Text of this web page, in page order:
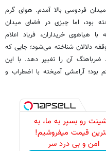
فردوسی بالا آمدم. هوای گرم
بود، اما چیزی در فضای میدان
هیاهوی خریداران، فریاد اعلام
دلالان شناخته می‌شود؛ جایی که
آن را تغییر دهد. با این
بود؛ آرامشی آمیخته با اضطراب و
رو بسپر به ما، به
قیمت میفروشیم!
امن و بی درد سر